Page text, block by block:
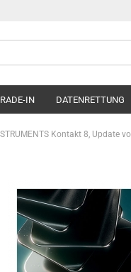
IN DATENRETTUNG
Kontakt 8, Update